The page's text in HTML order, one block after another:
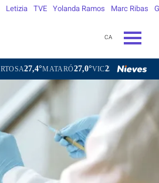
Letizia TVE Yolanda Ramos Marc Ribas
CA
MATARÓ27,0°VIC23,2°VILAFRANCA DEL